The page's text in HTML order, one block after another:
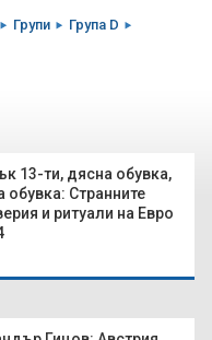
Групи
Група D
13-ти, дясна обувка,
обувка: Странните
и ритуали на Евро